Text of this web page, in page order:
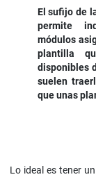
El sufijo de
permite
módulos
plantilla
disponibles
suelen
que unas
Lo ideal es tener